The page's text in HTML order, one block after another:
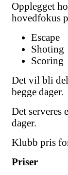
Opplegget
hovedfokus
Escape
Shoting
Scoring
Det vil bli
begge dager.
Det serveres
dager.
Klubb pris
Priser